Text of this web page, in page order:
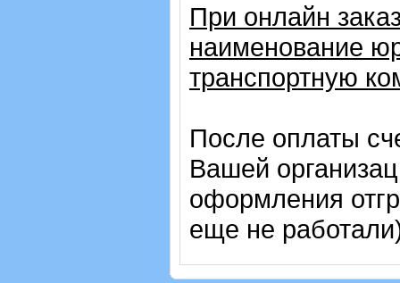
При онлайн
наименование
транспортную
После оплаты
Вашей
оформления
еще не